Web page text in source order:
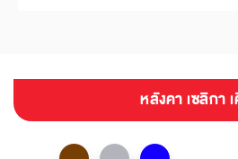
หลังคา เซลิกา